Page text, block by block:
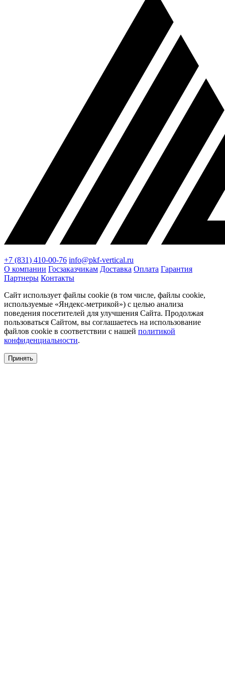
+7 (831) 410-00-76 info@pkf-vertical.ru
О компании Госзаказчикам Доставка Оплата Гарантия
Партнеры Контакты
Сайт использует файлы cookie (в том числе, файлы cookie,
используемые «Яндекс-метрикой») с целью анализа
поведения посетителей для улучшения Сайта. Продолжая
пользоваться Сайтом, вы соглашаетесь на использование
файлов cookie в соответствии с нашей политикой
конфиденциальности.
Принять